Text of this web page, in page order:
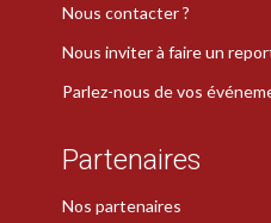
Nous contacter ?
Nous inviter à faire un
Parlez-nous de vos
Partenaires
Nos partenaires